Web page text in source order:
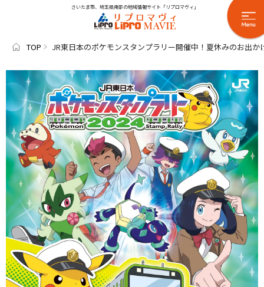
さいたま市、埼玉県南部の地域情報サイト「リプロマヴィ」
TOP JR東日本のポケモンスタンプラリー開催中！夏休みのお出